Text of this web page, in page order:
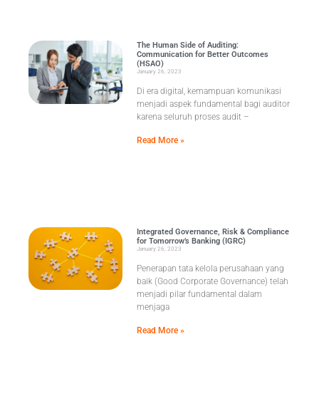
The Human Side of Auditing:
Communication for Better Outcomes
(HSAO)
January 26, 2023
Di era digital, kemampuan komunikasi
menjadi aspek fundamental bagi auditor
karena seluruh proses audit –
Read More »
Integrated Governance, Risk & Compliance
for Tomorrow’s Banking (IGRC)
January 26, 2023
Penerapan tata kelola perusahaan yang
baik (Good Corporate Governance) telah
menjadi pilar fundamental dalam
menjaga
Read More »